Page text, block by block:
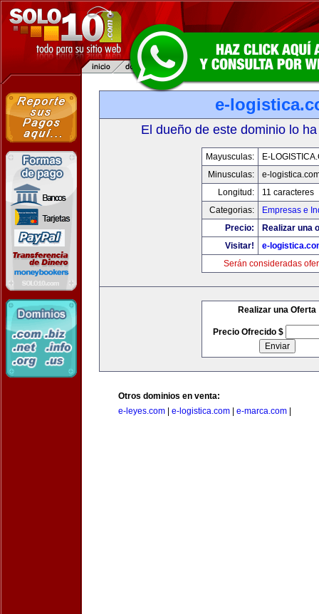
e-
El dueño de este dominio lo
Mayusculas:
E-
Minusculas:
e-
Longitud:
11 caracteres
Categorias:
Empresas e
Precio:
Realizar una
Visitar!
e-
Serán consideradas
Realizar una Oferta
Precio Ofrecido $
Otros dominios en venta:
e-leyes.com
e-logistica.com e-marca.com